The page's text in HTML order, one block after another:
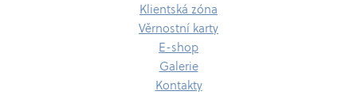
Klientská zóna
Věrnostní karty
E-​shop
Galerie
Kontakty